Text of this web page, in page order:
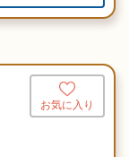
お気に入り